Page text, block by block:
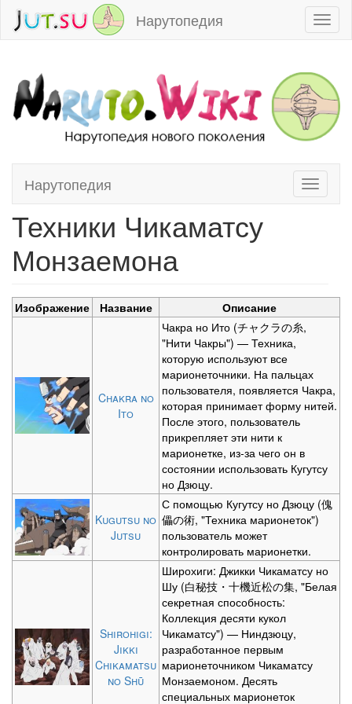
Нарутопедия
Toggle
Нарутопедия
Перейти к:навигация,поиск
Техники Чикаматсу
Монзаемона
Изображение Название Описание
Chakra no
Ito
Чакра но Ито (チャクラの糸,
"Нити Чакры") — Техника,
которую используют все
марионеточники. На пальцах
пользователя, появляется Чакра,
которая принимает форму нитей.
После этого, пользователь
прикрепляет эти нити к
марионетке, из-за чего он в
состоянии использовать Кугутсу
но Дзюцу.
Kugutsu no
Jutsu
С помощью Кугутсу но Дзюцу (傀
儡の術, "Техника марионеток")
пользователь может
контролировать марионетки.
Shirohigi:
Jikki
Chikamatsu
no Shū
Широхиги: Джикки Чикаматсу но
Шу (白秘技・十機近松の集, "Белая
секретная способность:
Коллекция десяти кукол
Чикаматсу") — Ниндзюцу,
разработанное первым
марионеточником Чикаматсу
Монзаемоном. Десять
специальных марионеток